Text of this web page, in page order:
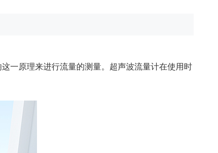
一原理来进行流量的测量。超声波流量计在使用时